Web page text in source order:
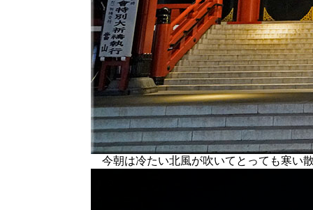
今朝は冷たい北風が吹いてとっても寒い